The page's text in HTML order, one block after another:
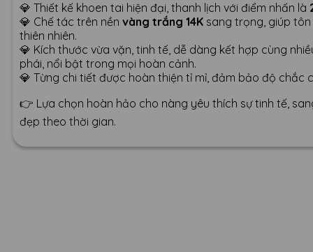
💎 Thiết kế khoen tai hiện đại, thanh lịch với điểm nhấn là
💎 Chế tác trên nền vàng trắng 14K sang trọng, giúp
thiên nhiên.
💎 Kích thước vừa vặn, tinh tế, dễ dàng kết hợp cùng
phái, nổi bật trong mọi hoàn cảnh.
💎 Từng chi tiết được hoàn thiện tỉ mỉ, đảm bảo độ chắc
👉 Lựa chọn hoàn hảo cho nàng yêu thích sự tinh tế,
đẹp theo thời gian.